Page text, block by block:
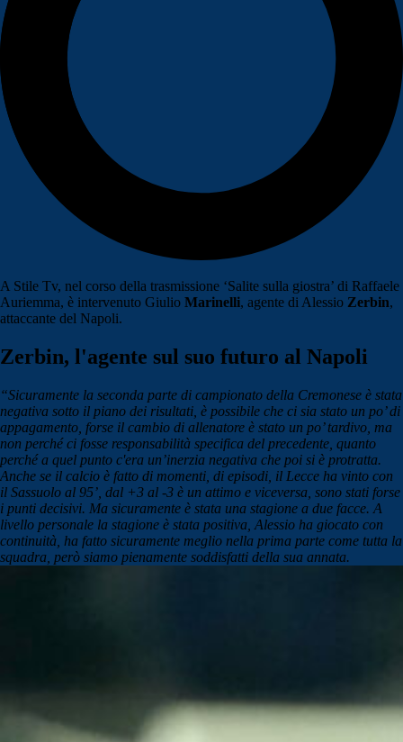
A Stile Tv, nel corso della trasmissione ‘Salite sulla giostra’ di Raffaele
Auriemma, è intervenuto Giulio Marinelli, agente di Alessio Zerbin,
attaccante del Napoli.
Zerbin, l'agente sul suo futuro al Napoli
“Sicuramente la seconda parte di campionato della Cremonese è stata
negativa sotto il piano dei risultati, è possibile che ci sia stato un po’ di
appagamento, forse il cambio di allenatore è stato un po’ tardivo, ma
non perché ci fosse responsabilità specifica del precedente, quanto
perché a quel punto c'era un’inerzia negativa che poi si è protratta.
Anche se il calcio è fatto di momenti, di episodi, il Lecce ha vinto con
il Sassuolo al 95’, dal +3 al -3 è un attimo e viceversa, sono stati forse
i punti decisivi. Ma sicuramente è stata una stagione a due facce. A
livello personale la stagione è stata positiva, Alessio ha giocato con
continuità, ha fatto sicuramente meglio nella prima parte come tutta la
squadra, però siamo pienamente soddisfatti della sua annata.